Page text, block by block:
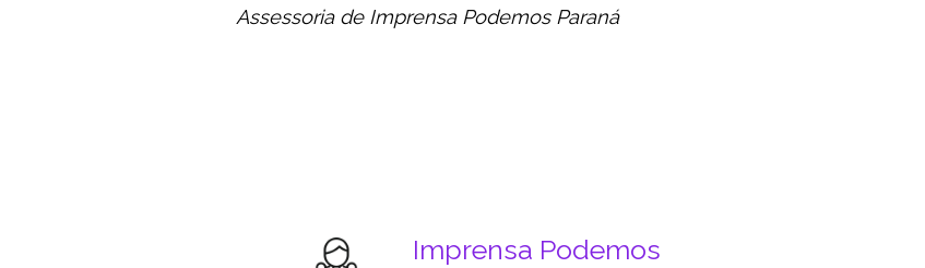
Assessoria de Imprensa Podemos Paraná
Imprensa Podemos